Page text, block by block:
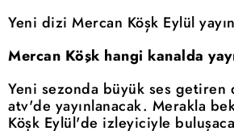
Yeni dizi Mercan Köşk Eylül
Mercan Köşk hangi kanalda
Yeni sezonda büyük ses
atv'de yayınlanacak. Merakla
Köşk Eylül'de izleyiciyle